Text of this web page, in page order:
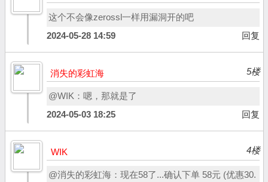
这个不会像zerossl一样用漏洞开的吧
2024-05-28 14:59
回复
消失的彩虹海 5楼
@WIK：嗯，那就是了
2024-05-03 18:25
回复
WIK 4楼
@消失的彩虹海：现在58了...确认下单 58元 (优惠30.